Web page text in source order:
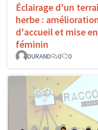
Éclairage d'un
herbe :
d'accueil et mise
féminin
DURAND 0 0